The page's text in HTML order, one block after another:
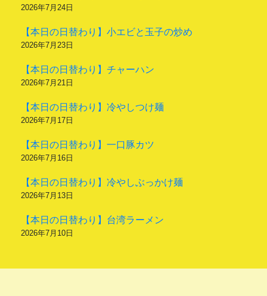
2026年7月24日
【本日の日替わり】小エビと玉子の炒め
2026年7月23日
【本日の日替わり】チャーハン
2026年7月21日
【本日の日替わり】冷やしつけ麺
2026年7月17日
【本日の日替わり】一口豚カツ
2026年7月16日
【本日の日替わり】冷やしぶっかけ麺
2026年7月13日
【本日の日替わり】台湾ラーメン
2026年7月10日